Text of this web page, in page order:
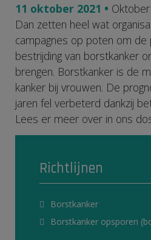
11 oktober 2021 •
Dan zetten heel wat
campagnes op poten om de
bestrijding van borstkanker
brengen. Borstkanker is de
kanker bij vrouwen. De
jaren fel verbeterd dankzij
Lees er meer over in ons
Richtlijnen
Borstkanker
Borstkanker opsporen